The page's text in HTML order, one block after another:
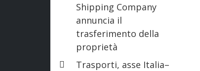
Shipping Company
annuncia il
trasferimento della
proprietà
Trasporti, asse Italia–